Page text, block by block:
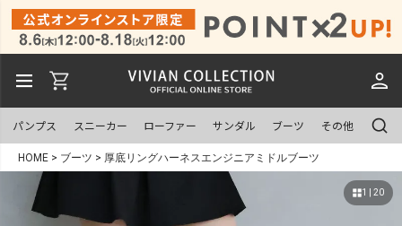
パンプス スニーカー ローファー サンダル ブーツ その他
HOME ブーツ 厚底リングハーネスエンジニアミドルブーツ
1 | 20